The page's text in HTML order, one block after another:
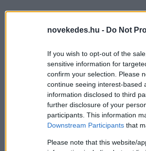
novekedes.hu - Do Not
If you wish to opt-out of the
sensitive information for
confirm your selection. Please
continue seeing interest-based
information disclosed to third
further disclosure of your
participants. This information
Downstream Participants that
Please note that this website/